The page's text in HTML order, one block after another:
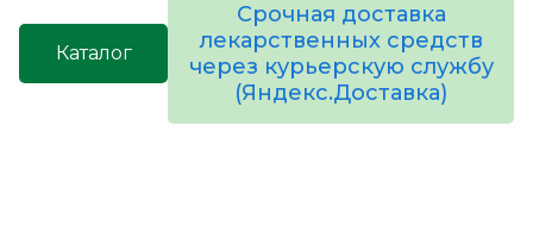
Каталог
Срочная доставка
лекарственных средств
через курьерскую службу
(Яндекс.Доставка)